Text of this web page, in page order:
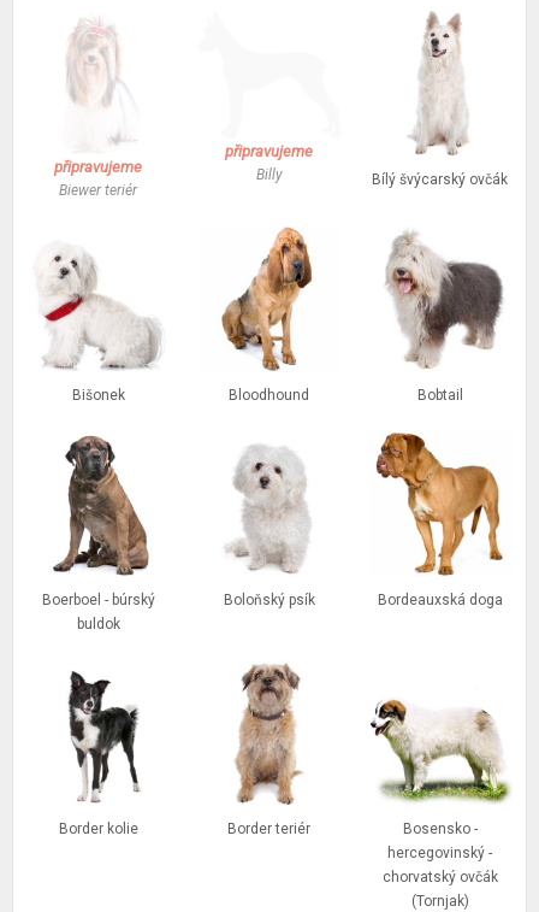
připravujeme
Biewer teriér
připravujeme
Billy Bílý švýcarský ovčák
Bišonek Bloodhound Bobtail
Boerboel - búrský
buldok
Boloňský psík Bordeauxská doga
Border kolie Border teriér
Bosensko -
hercegovinský -
chorvatský ovčák
(Tornjak)